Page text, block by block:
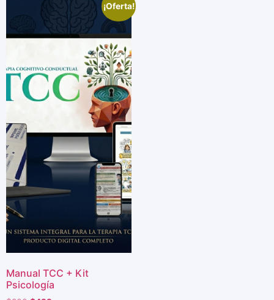
¡Oferta!
Manual TCC + Kit
Psicología